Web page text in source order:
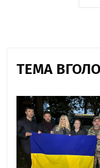
ТЕМА